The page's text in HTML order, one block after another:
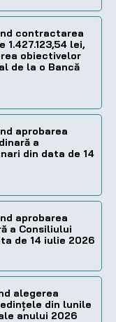
contractarea
lei,
obiectivelor
de la o Bancă
aprobarea
a
din data de 14
aprobarea
a Consiliului
de 14 iulie 2026
alegerea
din lunile
anului 2026